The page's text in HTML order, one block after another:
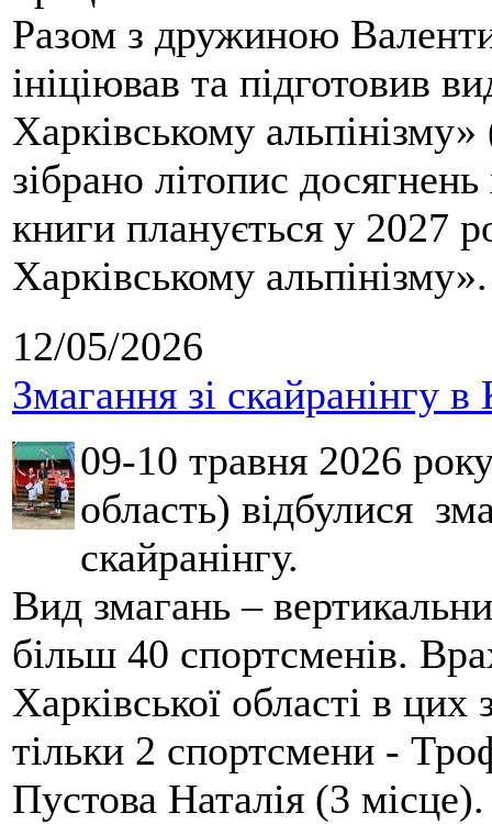
Разом з дружиною
ініціював та підготовив
Харківському
зібрано літопис
книги планується у 2027
Харківському альпінізму».
12/05/2026
Змагання зі скайранінгу в
09-10 травня 2026
область) відбулися
скайранінгу.
Вид змагань –
більш 40 спортсменів.
Харківської області в
тільки 2 спортсмени -
Пустова Наталія (3 місце).